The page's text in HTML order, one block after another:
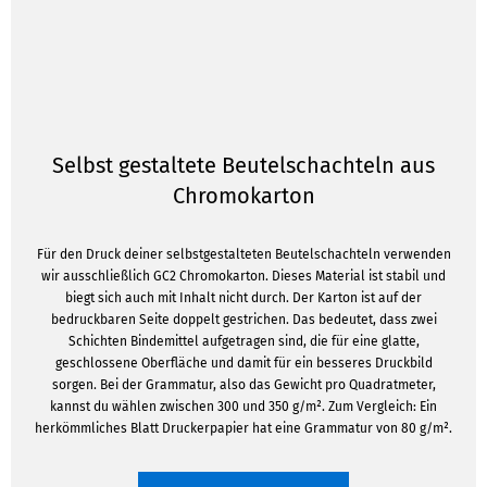
Selbst gestaltete Beutelschachteln aus
Chromokarton
Für den Druck deiner selbstgestalteten Beutelschachteln verwenden
wir ausschließlich GC2 Chromokarton. Dieses Material ist stabil und
biegt sich auch mit Inhalt nicht durch. Der Karton ist auf der
bedruckbaren Seite doppelt gestrichen. Das bedeutet, dass zwei
Schichten Bindemittel aufgetragen sind, die für eine glatte,
geschlossene Oberfläche und damit für ein besseres Druckbild
sorgen. Bei der Grammatur, also das Gewicht pro Quadratmeter,
kannst du wählen zwischen 300 und 350 g/m². Zum Vergleich: Ein
herkömmliches Blatt Druckerpapier hat eine Grammatur von 80 g/m².